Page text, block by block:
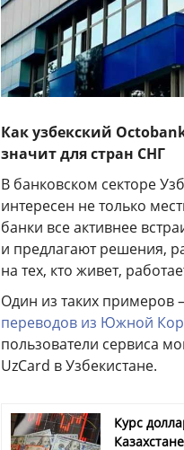
Как узбекский
значит для стран СНГ
В банковском секторе
интересен не только
банки все активнее
и предлагают решения,
на тех, кто живет,
Один из таких примеров
переводов из Южной
пользователи сервиса
UzCard в Узбекистане.
Курс